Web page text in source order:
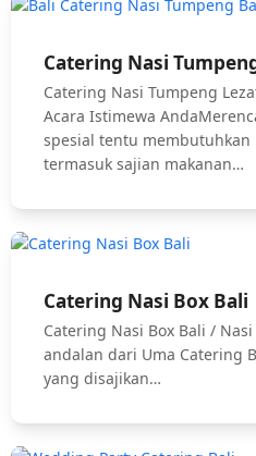
Catering Nasi
Catering Nasi Tumpeng
Acara Istimewa
spesial tentu membutuhkan
termasuk sajian makanan…
Catering Nasi Box Bali
Catering Nasi Box Bali /
andalan dari Uma Catering
yang disajikan…